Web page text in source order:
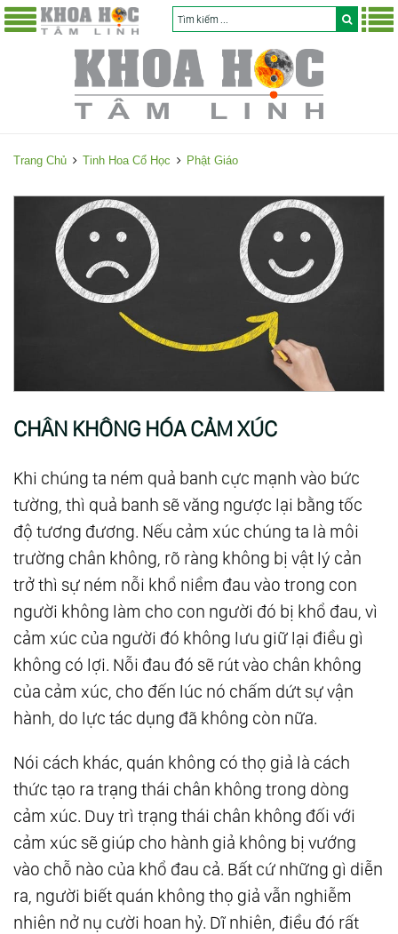
Trang Chủ Tinh Hoa Cổ Học Phật Giáo
CHÂN KHÔNG HÓA CẢM XÚC
Khi chúng ta ném quả banh cực mạnh vào bức
tường, thì quả banh sẽ văng ngược lại bằng tốc
độ tương đương. Nếu cảm xúc chúng ta là môi
trường chân không, rõ ràng không bị vật lý cản
trở thì sự ném nỗi khổ niềm đau vào trong con
người không làm cho con người đó bị khổ đau, vì
cảm xúc của người đó không lưu giữ lại điều gì
không có lợi. Nỗi đau đó sẽ rút vào chân không
của cảm xúc, cho đến lúc nó chấm dứt sự vận
hành, do lực tác dụng đã không còn nữa.
Nói cách khác, quán không có thọ giả là cách
thức tạo ra trạng thái chân không trong dòng
cảm xúc. Duy trì trạng thái chân không đối với
cảm xúc sẽ giúp cho hành giả không bị vướng
vào chỗ nào của khổ đau cả. Bất cứ những gì diễn
ra, người biết quán không thọ giả vẫn nghiễm
nhiên nở nụ cười hoan hỷ. Dĩ nhiên, điều đó rất